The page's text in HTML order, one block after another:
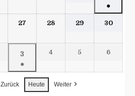
●
27 28 29 30
3
●
4 5 6
Zurück Heute Weiter